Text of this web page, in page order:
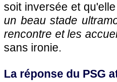
soit inversée et
un beau stade
rencontre et les
sans ironie.
La réponse du PSG